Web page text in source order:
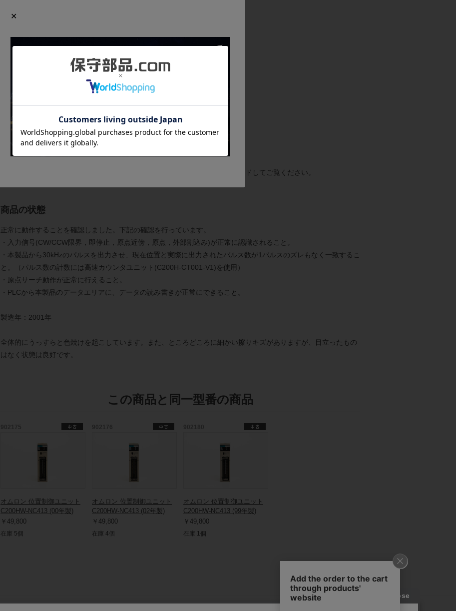
商品の概要と仕様
すでに生産終了している貴重な製品です。
制御軸数：4軸
より対象ユニットのユーザーズマニュアルをダウンロードしてご覧ください。
商品の状態
正常に動作することを確認しました。下記の確認を行っています。
・入力信号(CW/CCW限界，即停止，原点近傍，原点，外部割込み)が正常に認識されること。
・本製品から30kHzのパルスを出力させ、現在位置と実際に出力されたパルス数が1パルスのズレもなく一致するこ
と。（パルス数の計数には高速カウンタユニット(C200H-CT001-V1)を使用）
・原点サーチ動作が正常に行えること。
・PLCから本製品のデータエリアに、データの読み書きが正常にできること。
製造年：2001年
全体的にうっすらと色焼けを起こしています。また、ところどころに細かい擦りキズがありますが、目立ったもの
はなく状態は良好です。
この商品と同一型番の商品
オムロン 位置制御ユニット
C200HW-NC413 (00年製)
￥49,800
在庫 5個
オムロン 位置制御ユニット
C200HW-NC413 (02年製)
￥49,800
在庫 4個
オムロン 位置制御ユニット
C200HW-NC413 (99年製)
￥49,800
在庫 1個